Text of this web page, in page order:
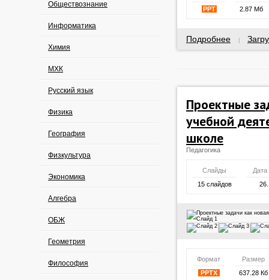
Обществознание
Информатика
Химия
МХК
Русский язык
Физика
География
Физкультура
Экономика
Алгебра
ОБЖ
Геометрия
Философия
PPT
2.87 Мб
Подробнее
Проектные
учебной
школе
Педагогика
Слайды
Дата
15 слайдов
Формат
Размер
PPTX
637.28 Кб